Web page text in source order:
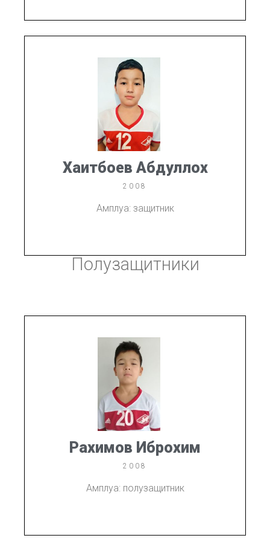
Хаитбоев Абдуллох
2008
Амплуа: защитник
Полузащитники
Рахимов Иброхим
2008
Амплуа: полузащитник